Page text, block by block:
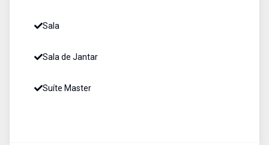
Sala
Sala de Jantar
Suíte Master